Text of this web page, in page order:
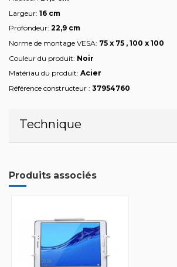
Largeur: 16 cm
Profondeur: 22,9 cm
Norme de montage VESA: 75 x 75 , 100 x 100
Couleur du produit: Noir
Matériau du produit: Acier
Référence constructeur : 37954760
Technique
Produits associés